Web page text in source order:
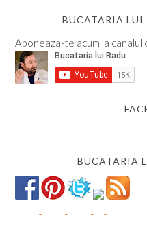
BUCATARIA LUI
Aboneaza-te acum la canalul
BUCATARIA